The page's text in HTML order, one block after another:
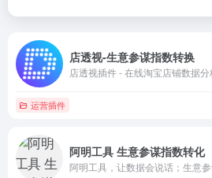
店透视-生意参谋指数转换
店透视插件 - 在线淘宝店铺数据分
运营插件
阿明工具 生意参谋指数转化